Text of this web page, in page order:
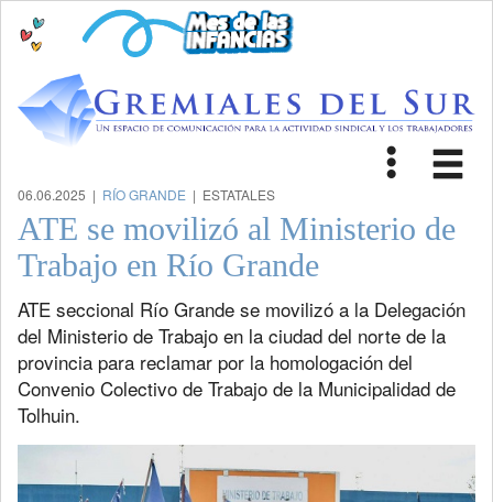
Toggle
06.06.2025 | RÍO GRANDE | ESTATALES
ATE se movilizó al Ministerio de
Trabajo en Río Grande
ATE seccional Río Grande se movilizó a la Delegación
del Ministerio de Trabajo en la ciudad del norte de la
provincia para reclamar por la homologación del
Convenio Colectivo de Trabajo de la Municipalidad de
Tolhuin.